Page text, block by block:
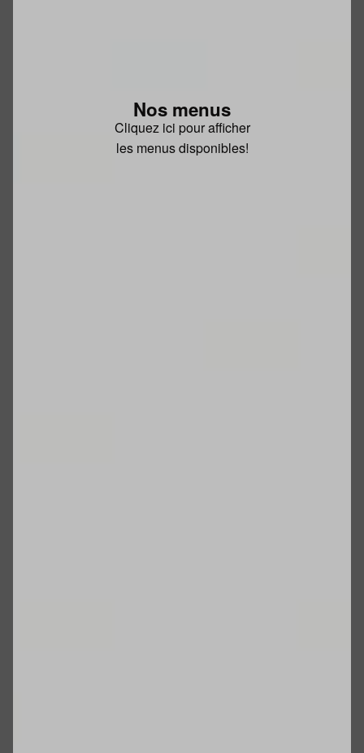
Nos menus
Cliquez ici pour afficher
les menus disponibles!